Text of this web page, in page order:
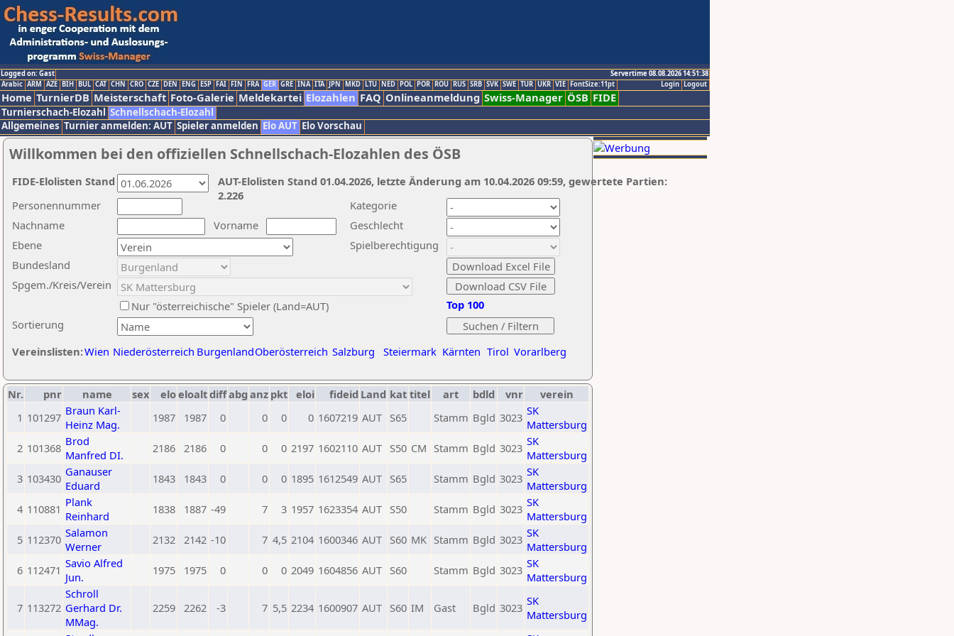
Logged on: Gast
Servertime 08.08.2026 14:51:38
Logout
Login
Arabic ARM AZE BIH BUL CAT CHN CRO CZE DEN ENG ESP FAI FIN FRA GER GRE INA ITA JPN MKD LTU NED POL POR ROU RUS SRB SVK SWE TUR UKR VIE FontSize:11pt
Home TurnierDB Meisterschaft Foto-Galerie Meldekartei Elozahlen FAQ Onlineanmeldung Swiss-Manager ÖSB FIDE
Turnierschach-Elozahl Schnellschach-Elozahl
Allgemeines Turnier anmelden: AUT Spieler anmelden Elo AUT Elo Vorschau
Willkommen bei den offiziellen Schnellschach-Elozahlen des ÖSB
Nachname
Vorname
Ebene
Kategorie
Sortierung
Personennummer
Bundesland
Spgem./Kreis/Verein
Geschlecht
Nur "österreichische" Spieler (Land=AUT)
Spielberechtigung
Vereinslisten:Wien Niederösterreich BurgenlandOberösterreich Salzburg Steiermark Kärnten Tirol Vorarlberg
Top 100
AUT-Elolisten Stand 01.04.2026, letzte Änderung am 10.04.2026 09:59, gewertete Partien:
2.226
FIDE-Elolisten Stand
Nr. pnr name sex eloeloaltdiffabg anz pkt eloi fideid Land kat titel art bdld vnr
verein
1 101297 Braun Karl-
Heinz Mag.
1987 1987 0 0 0 0 1607219 AUT S65 Stamm Bgld 3023 SK
Mattersburg
2 101368 Brod
Manfred DI.
2186 2186 0 0 0 2197 1602110 AUT S50 CM Stamm Bgld 3023 SK
Mattersburg
3 103430 Ganauser
Eduard
1843 1843 0 0 0 1895 1612549 AUT S65 Stamm Bgld 3023 SK
Mattersburg
4 110881 Plank
Reinhard
1838 1887 -49 7 3 1957 1623354 AUT S50 Stamm Bgld 3023 SK
Mattersburg
5 112370 Salamon
Werner
2132 2142 -10 7 4,5 2104 1600346 AUT S60 MK Stamm Bgld 3023 SK
Mattersburg
6 112471 Savio Alfred
Jun.
1975 1975 0 0 0 2049 1604856 AUT S60 Stamm Bgld 3023 SK
Mattersburg
7 113272
Schroll
Gerhard Dr.
MMag.
2259 2262 -3 7 5,5 2234 1600907 AUT S60 IM Gast Bgld 3023 SK
Mattersburg